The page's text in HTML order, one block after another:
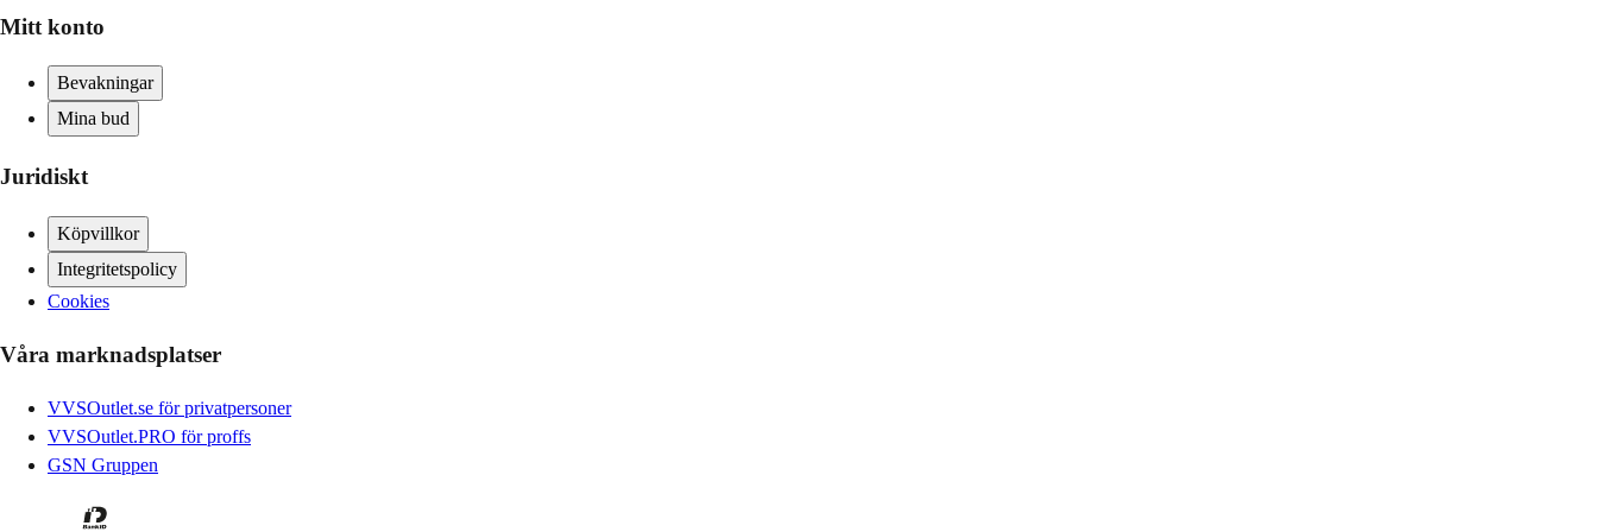
Mitt konto
Bevakningar
Mina bud
Juridiskt
Köpvillkor
Integritetspolicy
Cookies
Våra marknadsplatser
VVSOutlet.se för privatpersoner
VVSOutlet.PRO för proffs
GSN Gruppen